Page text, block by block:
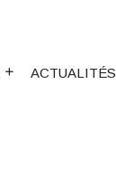
ACTUALITÉS